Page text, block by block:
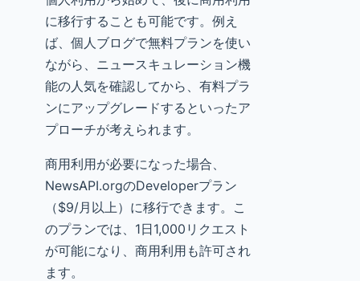
に移行することも可能です。例え
ば、個人ブログで無料プランを使い
ながら、ニュースキュレーション機
能の人気を確認してから、有料プラ
ンにアップグレードするといったア
プローチが考えられます。
商用利用が必要になった場合、
NewsAPI.orgのDeveloperプラン
（$9/月以上）に移行できます。こ
のプランでは、1日1,000リクエスト
が可能になり、商用利用も許可され
ます。